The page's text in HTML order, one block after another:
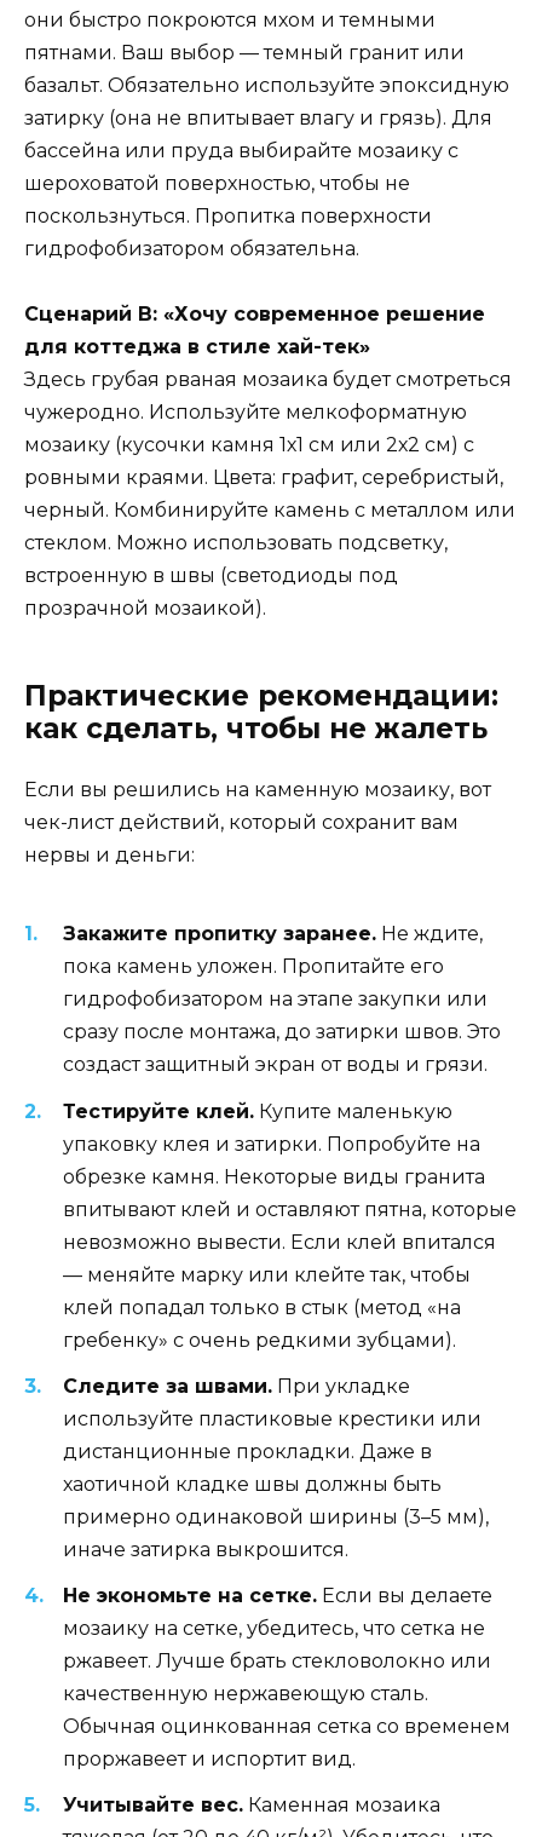
они быстро покроются мхом и темными
пятнами. Ваш выбор — темный гранит или
базальт. Обязательно используйте эпоксидную
затирку (она не впитывает влагу и грязь). Для
бассейна или пруда выбирайте мозаику с
шероховатой поверхностью, чтобы не
поскользнуться. Пропитка поверхности
гидрофобизатором обязательна.
Сценарий В: «Хочу современное решение
для коттеджа в стиле хай-тек»
Здесь грубая рваная мозаика будет смотреться
чужеродно. Используйте мелкоформатную
мозаику (кусочки камня 1х1 см или 2х2 см) с
ровными краями. Цвета: графит, серебристый,
черный. Комбинируйте камень с металлом или
стеклом. Можно использовать подсветку,
встроенную в швы (светодиоды под
прозрачной мозаикой).
Практические рекомендации:
как сделать, чтобы не жалеть
Если вы решились на каменную мозаику, вот
чек-лист действий, который сохранит вам
нервы и деньги:
Закажите пропитку заранее. Не ждите,
пока камень уложен. Пропитайте его
гидрофобизатором на этапе закупки или
сразу после монтажа, до затирки швов. Это
создаст защитный экран от воды и грязи.
Тестируйте клей. Купите маленькую
упаковку клея и затирки. Попробуйте на
обрезке камня. Некоторые виды гранита
впитывают клей и оставляют пятна, которые
невозможно вывести. Если клей впитался
— меняйте марку или клейте так, чтобы
клей попадал только в стык (метод «на
гребенку» с очень редкими зубцами).
Следите за швами. При укладке
используйте пластиковые крестики или
дистанционные прокладки. Даже в
хаотичной кладке швы должны быть
примерно одинаковой ширины (3–5 мм),
иначе затирка выкрошится.
Не экономьте на сетке. Если вы делаете
мозаику на сетке, убедитесь, что сетка не
ржавеет. Лучше брать стекловолокно или
качественную нержавеющую сталь.
Обычная оцинкованная сетка со временем
проржавеет и испортит вид.
Учитывайте вес. Каменная мозаика